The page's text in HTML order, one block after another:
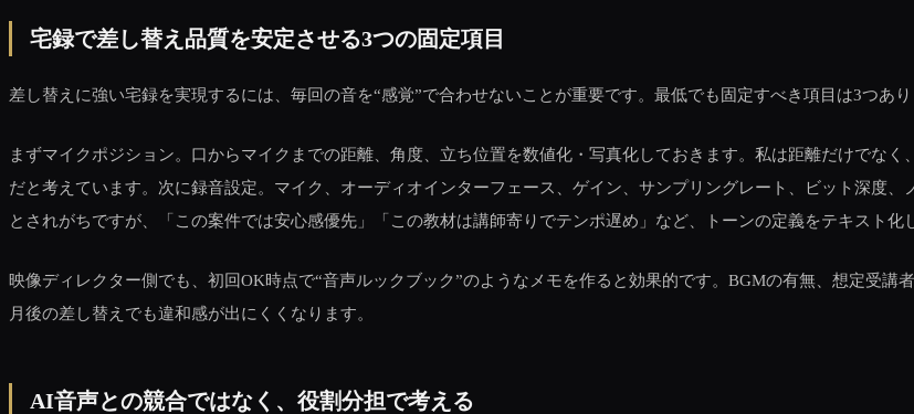
宅録で差し替え品質を安定させる3つの固定項目
差し替えに強い宅録を実現するには、毎回の音を“感覚”で合わせないことが重要です。最低でも固定すべき項目は3つあ
まずマイクポジション。口からマイクまでの距離、角度、立ち位置を数値化・写真化しておきます。私は距離だけでな
だと考えています。次に録音設定。マイク、オーディオインターフェース、ゲイン、サンプリングレート、ビット深度
とされがちですが、「この案件では安心感優先」「この教材は講師寄りでテンポ遅め」など、トーンの定義をテキスト化
映像ディレクター側でも、初回OK時点で“音声ルックブック”のようなメモを作ると効果的です。BGMの有無、想定受
月後の差し替えでも違和感が出にくくなります。
AI音声との競合ではなく、役割分担で考える